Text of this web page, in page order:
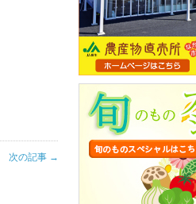
次の記事 →